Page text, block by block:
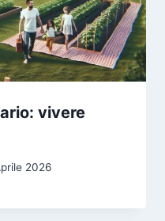
vivere
2026